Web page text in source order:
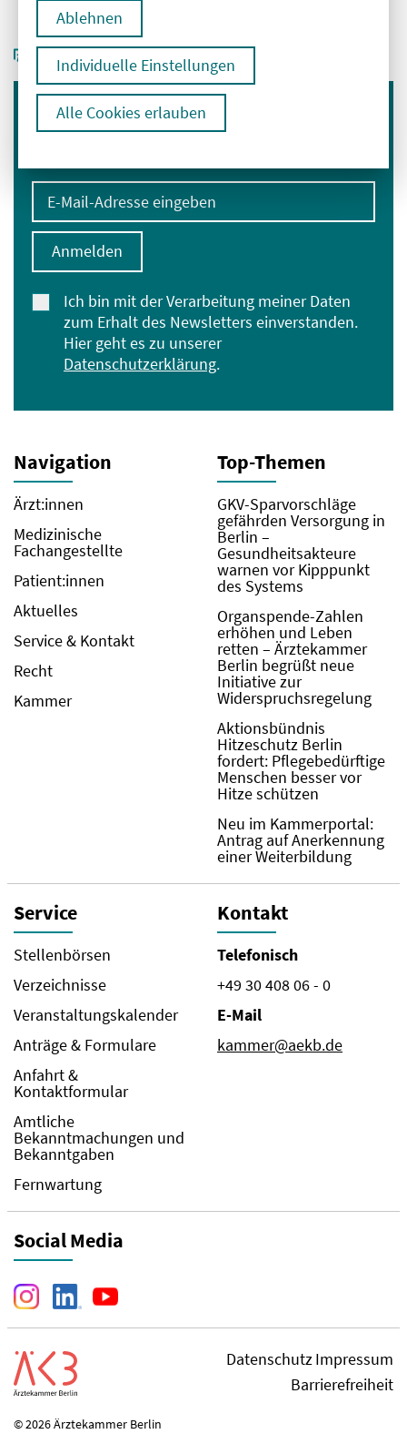
Ablehnen
Individuelle Einstellungen
Alle Cookies erlauben
Immer informiert bleiben
E-Mail-Adresse eingeben
Ich bin mit der Verarbeitung meiner Daten
zum Erhalt des Newsletters einverstanden.
Hier geht es zu unserer
Datenschutzerklärung.
Anmelden
Navigation
Ärzt:innen
Medizinische
Fachangestellte
Patient:innen
Aktuelles
Service & Kontakt
Recht
Kammer
Top-Themen
GKV-Sparvorschläge
gefährden Versorgung in
Berlin –
Gesundheitsakteure
warnen vor Kipppunkt
des Systems
Organspende-Zahlen
erhöhen und Leben
retten – Ärztekammer
Berlin begrüßt neue
Initiative zur
Widerspruchsregelung
Aktionsbündnis
Hitzeschutz Berlin
fordert: Pflegebedürftige
Menschen besser vor
Hitze schützen
Neu im Kammerportal:
Antrag auf Anerkennung
einer Weiterbildung
Service
Stellenbörsen
Verzeichnisse
Veranstaltungskalender
Anträge & Formulare
Anfahrt &
Kontaktformular
Amtliche
Bekanntmachungen und
Bekanntgaben
Fernwartung
Kontakt
Telefonisch
+49 30 408 06 - 0
E-Mail
kammer@aekb.de
Social Media
DatenschutzImpressum
Barrierefreiheit
© 2026 Ärztekammer Berlin